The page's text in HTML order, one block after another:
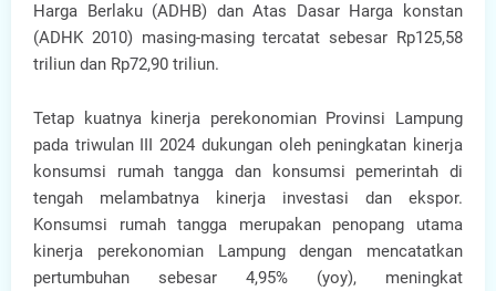
Harga Berlaku (ADHB) dan Atas Dasar Harga konstan
(ADHK 2010) masing-masing tercatat sebesar Rp125,58
triliun dan Rp72,90 triliun.
Tetap kuatnya kinerja perekonomian Provinsi Lampung
pada triwulan III 2024 dukungan oleh peningkatan kinerja
konsumsi rumah tangga dan konsumsi pemerintah di
tengah melambatnya kinerja investasi dan ekspor.
Konsumsi rumah tangga merupakan penopang utama
kinerja perekonomian Lampung dengan mencatatkan
pertumbuhan sebesar 4,95% (yoy), meningkat